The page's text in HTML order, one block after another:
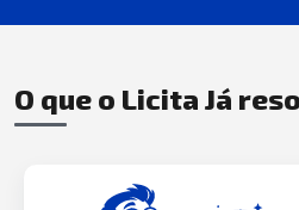
O que o Licita Já